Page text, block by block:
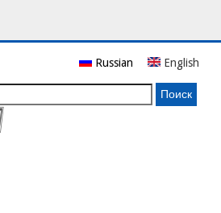
Russian English